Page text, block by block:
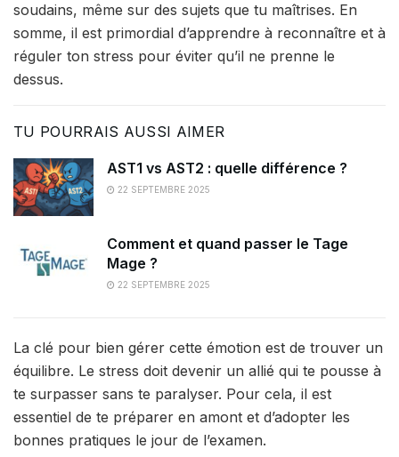
soudains, même sur des sujets que tu maîtrises. En
somme, il est primordial d’apprendre à reconnaître et à
réguler ton stress pour éviter qu’il ne prenne le
dessus.
TU POURRAIS AUSSI AIMER
AST1 vs AST2 : quelle différence ?
22 SEPTEMBRE 2025
Comment et quand passer le Tage
Mage ?
22 SEPTEMBRE 2025
La clé pour bien gérer cette émotion est de trouver un
équilibre. Le stress doit devenir un allié qui te pousse à
te surpasser sans te paralyser. Pour cela, il est
essentiel de te préparer en amont et d’adopter les
bonnes pratiques le jour de l’examen.